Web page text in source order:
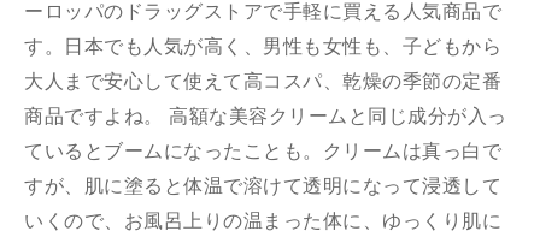
ーロッパのドラッグストアで手軽に買える人気商品で
す。日本でも人気が高く、男性も女性も、子どもから
大人まで安心して使えて高コスパ、乾燥の季節の定番
商品ですよね。 高額な美容クリームと同じ成分が入っ
ているとブームになったことも。クリームは真っ白で
すが、肌に塗ると体温で溶けて透明になって浸透して
いくので、お風呂上りの温まった体に、ゆっくり肌に